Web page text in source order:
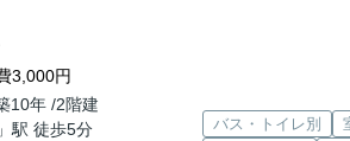
3,000円
10年 /2階建
」駅 徒歩5分
バス・トイレ別